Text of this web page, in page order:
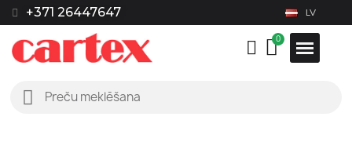
+371 26447647 LV